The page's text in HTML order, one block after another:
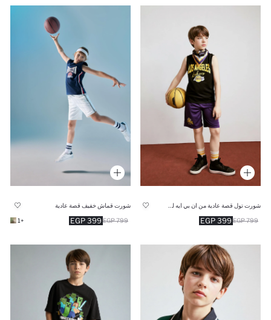
399 EGP 799 EGP
شورت قماش خفيف قصة عادية
399 EGP 799 EGP
+1